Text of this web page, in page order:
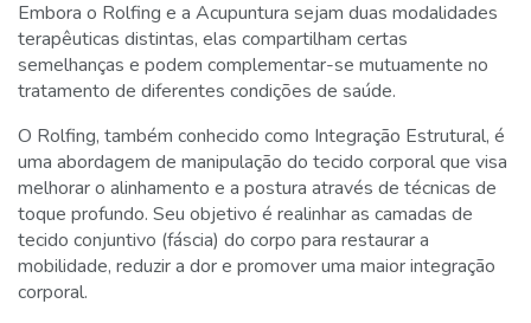
Embora o Rolfing e a Acupuntura sejam duas modalidades
terapêuticas distintas, elas compartilham certas
semelhanças e podem complementar-se mutuamente no
tratamento de diferentes condições de saúde.
O Rolfing, também conhecido como Integração Estrutural, é
uma abordagem de manipulação do tecido corporal que visa
melhorar o alinhamento e a postura através de técnicas de
toque profundo. Seu objetivo é realinhar as camadas de
tecido conjuntivo (fáscia) do corpo para restaurar a
mobilidade, reduzir a dor e promover uma maior integração
corporal.